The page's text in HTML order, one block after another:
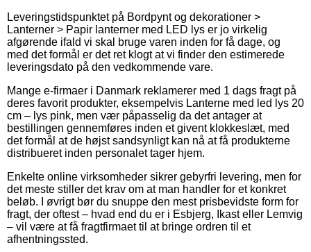
Leveringstidspunktet på Bordpynt og dekorationer >
Lanterner > Papir lanterner med LED lys er jo virkelig
afgørende ifald vi skal bruge varen inden for få dage, og
med det formål er det ret klogt at vi finder den estimerede
leveringsdato på den vedkommende vare.
Mange e-firmaer i Danmark reklamerer med 1 dags fragt på
deres favorit produkter, eksempelvis Lanterne med led lys 20
cm – lys pink, men vær påpasselig da det antager at
bestillingen gennemføres inden et givent klokkeslæt, med
det formål at de højst sandsynligt kan nå at få produkterne
distribueret inden personalet tager hjem.
Enkelte online virksomheder sikrer gebyrfri levering, men for
det meste stiller det krav om at man handler for et konkret
beløb. I øvrigt bør du snuppe den mest prisbevidste form for
fragt, der oftest – hvad end du er i Esbjerg, Ikast eller Lemvig
– vil være at få fragtfirmaet til at bringe ordren til et
afhentningssted.